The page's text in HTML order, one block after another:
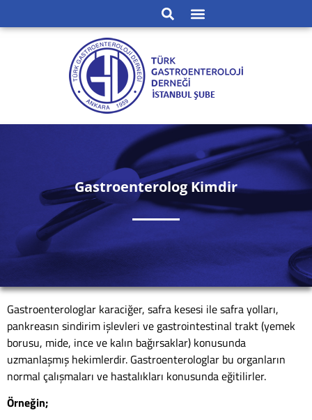
Gastroenterolog Kimdir
Gastroenterologlar karaciğer, safra kesesi ile safra yolları,
pankreasın sindirim işlevleri ve gastrointestinal trakt (yemek
borusu, mide, ince ve kalın bağırsaklar) konusunda
uzmanlaşmış hekimlerdir. Gastroenterologlar bu organların
normal çalışmaları ve hastalıkları konusunda eğitilirler.
Örneğin;